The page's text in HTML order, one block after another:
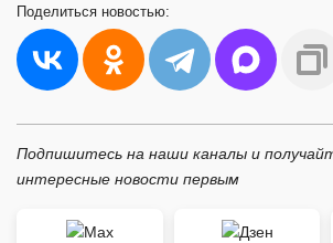
Поделиться новостью:
Подпишитесь на наши каналы и
интересные новости первым